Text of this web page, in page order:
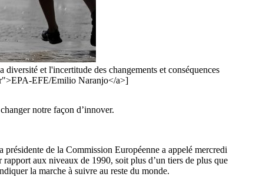
et l'incertitude des changements et conséquences
EFE/Emilio Naranjo</a>]
notre façon d’innover.
de la Commission Européenne a appelé mercredi
aux niveaux de 1990, soit plus d’un tiers de plus que
la marche à suivre au reste du monde.